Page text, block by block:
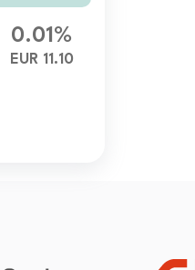
0.01%
EUR 11.10